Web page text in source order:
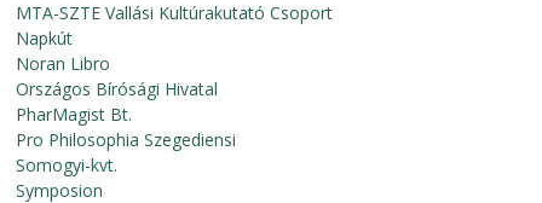
MTA-SZTE Vallási Kultúrakutató Csoport
Napkút
Noran Libro
Országos Bírósági Hivatal
PharMagist Bt.
Pro Philosophia Szegediensi
Somogyi-kvt.
Symposion